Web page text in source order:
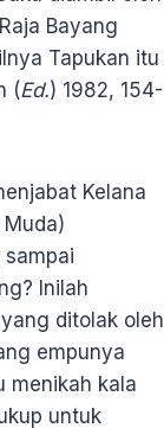
Bayang
Tapukan itu
(Ed.) 1982, 154-
Kelana
sampai
Inilah
ditolak oleh
empunya
menikah kala
untuk